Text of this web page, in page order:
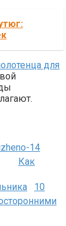
для
Как
10